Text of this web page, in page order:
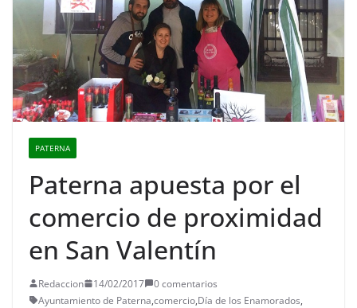
PATERNA
Paterna apuesta por el
comercio de proximidad
en San Valentín
Redaccion 14/02/2017
0 comentarios
Ayuntamiento de Paterna,comercio,Día de los Enamorados,